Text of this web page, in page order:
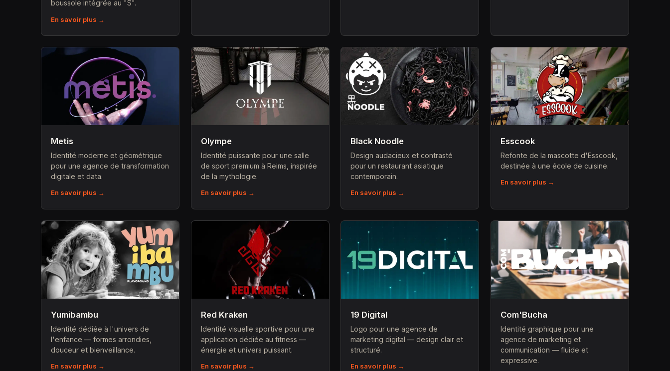
boussole intégrée au "S".
En savoir plus →
Metis
Identité moderne et géométrique
pour une agence de transformation
digitale et data.
En savoir plus →
Olympe
Identité puissante pour une salle
de sport premium à Reims, inspirée
de la mythologie.
En savoir plus →
Black Noodle
Design audacieux et contrasté
pour un restaurant asiatique
contemporain.
En savoir plus →
Esscook
Refonte de la mascotte d'Esscook,
destinée à une école de cuisine.
En savoir plus →
Yumibambu
Identité dédiée à l'univers de
l'enfance — formes arrondies,
douceur et bienveillance.
En savoir plus →
Red Kraken
Identité visuelle sportive pour une
application dédiée au fitness —
énergie et univers puissant.
En savoir plus →
19 Digital
Logo pour une agence de
marketing digital — design clair et
structuré.
En savoir plus →
Com'Bucha
Identité graphique pour une
agence de marketing et
communication — fluide et
expressive.